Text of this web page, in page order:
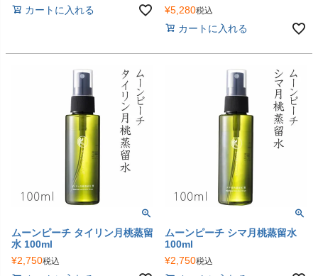
カートに入れる
¥5,280税込
カートに入れる
ムーンピーチ タイリン月桃蒸留
水 100ml
¥2,750税込
ムーンピーチ シマ月桃蒸留水
100ml
¥2,750税込